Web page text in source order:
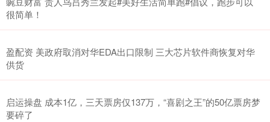
很简单！
盈配资 美政府取消对华EDA出口限制 三大芯片软件商恢复对华
供货
启运操盘 成本1亿，三天票房仅137万，“喜剧之王”的50亿票房梦
要碎了